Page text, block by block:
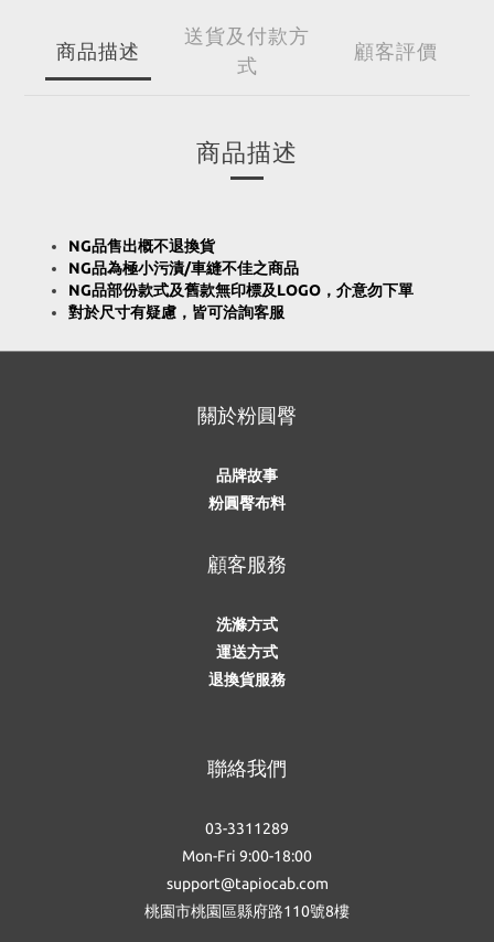
商品描述
送貨及付款方
式
顧客評價
商品描述
NG品售出概不退換貨
NG品為極小污漬/車縫不佳之商品
NG品部份款式及舊款無印標及LOGO，介意勿下單
對於尺寸有疑慮，皆可洽詢客服
關於粉圓臀
品牌故事
粉圓臀布料
顧客服務
洗滌方式
運送方式
退換貨服務
聯絡我們
03-3311289
Mon-Fri 9:00-18:00
support@tapiocab.com
桃園市桃園區縣府路110號8樓